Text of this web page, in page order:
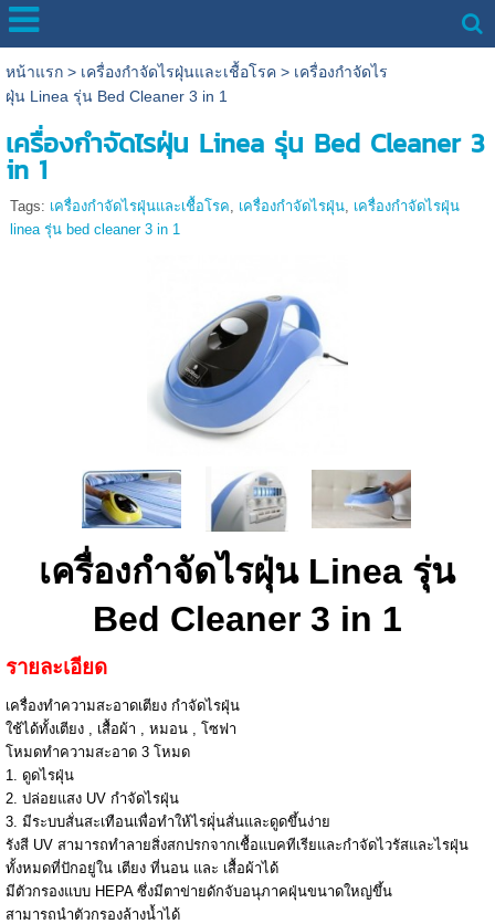
หน้าแรก> เครื่องกำจัดไรฝุ่นและเชื้อโรค> เครื่องกำจัดไร
ฝุ่น Linea รุ่น Bed Cleaner 3 in 1
เครื่องกำจัดไรฝุ่น Linea รุ่น Bed Cleaner 3
in 1
Tags: เครื่องกำจัดไรฝุ่นและเชื้อโรค, เครื่องกำจัดไรฝุ่น, เครื่องกำจัดไรฝุ่น
linea รุ่น bed cleaner 3 in 1
เครื่องกำจัดไรฝุ่น Linea รุ่น
Bed Cleaner 3 in 1
รายละเอียด
เครื่องทำความสะอาดเตียง กำจัดไรฝุ่น
ใช้ได้ทั้งเตียง , เสื้อผ้า , หมอน , โซฟา
โหมดทำความสะอาด 3 โหมด
1. ดูดไรฝุ่น
2. ปล่อยแสง UV กำจัดไรฝุ่น
3. มีระบบสั่นสะเทือนเพื่อทำให้ไรฝุ่่นสั่นและดูดขึ้นง่าย
รังสี UV สามารถทำลายสิ่งสกปรกจากเชื้อแบคทีเรียและกำจัดไวรัสและไรฝุ่น
ทั้งหมดที่ปักอยู่ใน เตียง ที่นอน และ เสื้อผ้าได้
มีตัวกรองแบบ HEPA ซึ่งมีตาข่ายดักจับอนุภาคฝุ่นขนาดใหญ่ขึ้น
สามารถนำตัวกรองล้างน้ำได้